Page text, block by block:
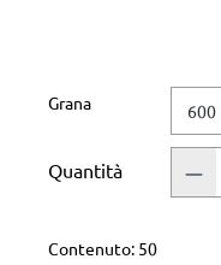
Seleziona
Grana
Quantità
Contenuto: 50